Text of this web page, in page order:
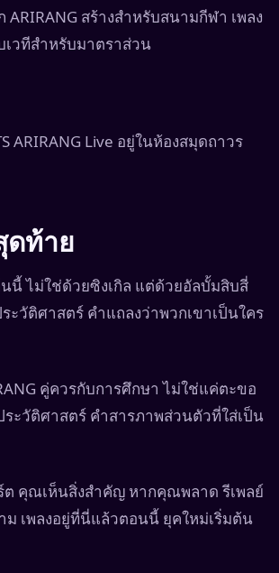
ARIRANG สร้างสำหรับสนามกีฬา เพลง
วทีสำหรับมาตราส่วน
ARIRANG Live อยู่ในห้องสมุดถาวร
ท้าย
นนี้ ไม่ใช่ด้วยซิงเกิล แต่ด้วยอัลบั้มสิบสี่
ะวัติศาสตร์ คำแถลงว่าพวกเขาเป็นใคร
คู่ควรกับการศึกษา ไม่ใช่แค่ตะขอ
ระวัติศาสตร์ คำสารภาพส่วนตัวที่ใส่เป็น
คุณเห็นสิ่งสำคัญ หากคุณพลาด รีเพลย์
ม เพลงอยู่ที่นี่แล้วตอนนี้ ยุคใหม่เริ่มต้น